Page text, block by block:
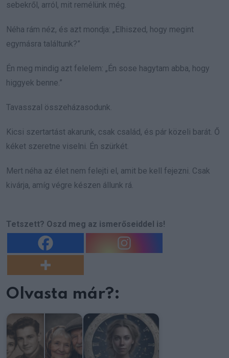
sebekről, arról, mit remélünk még.
Néha rám néz, és azt mondja: „Elhiszed, hogy megint
egymásra találtunk?”
Én meg mindig azt felelem: „Én sose hagytam abba, hogy
higgyek benne.”
Tavasszal összeházasodunk.
Kicsi szertartást akarunk, csak család, és pár közeli barát. Ő
kéket szeretne viselni. Én szürkét.
Mert néha az élet nem felejti el, amit be kell fejezni. Csak
kivárja, amíg végre készen állunk rá.
Tetszett? Oszd meg az ismerőseiddel is!
Olvasta már?: